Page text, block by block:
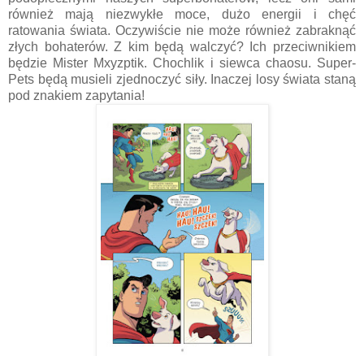
również mają niezwykłe moce, dużo energii i chęć
ratowania świata. Oczywiście nie może również zabraknąć
złych bohaterów. Z kim będą walczyć? Ich przeciwnikiem
będzie Mister Mxyzptik. Chochlik i siewca chaosu. Super-
Pets będą musieli zjednoczyć siły. Inaczej losy świata staną
pod znakiem zapytania!